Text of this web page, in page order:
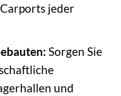
jeder
Sorgen Sie
und